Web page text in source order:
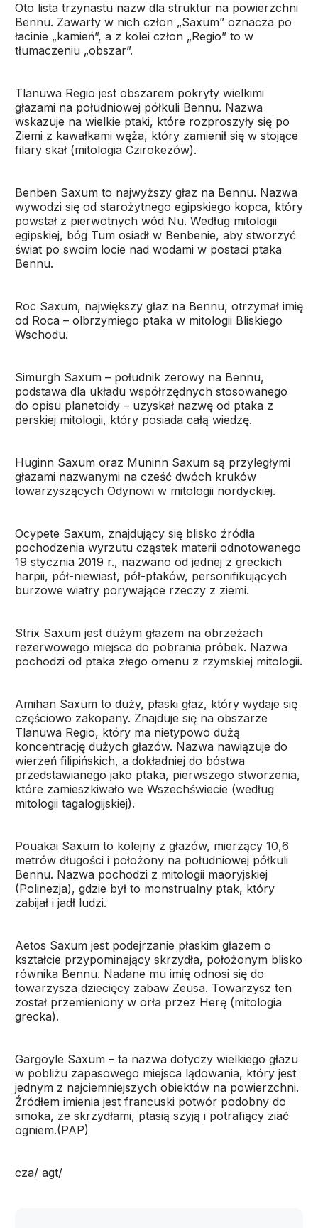
Oto lista trzynastu nazw dla struktur na powierzchni
Bennu. Zawarty w nich człon „Saxum” oznacza po
łacinie „kamień”, a z kolei człon „Regio” to w
tłumaczeniu „obszar”.
Tlanuwa Regio jest obszarem pokryty wielkimi
głazami na południowej półkuli Bennu. Nazwa
wskazuje na wielkie ptaki, które rozproszyły się po
Ziemi z kawałkami węża, który zamienił się w stojące
filary skał (mitologia Czirokezów).
Benben Saxum to najwyższy głaz na Bennu. Nazwa
wywodzi się od starożytnego egipskiego kopca, który
powstał z pierwotnych wód Nu. Według mitologii
egipskiej, bóg Tum osiadł w Benbenie, aby stworzyć
świat po swoim locie nad wodami w postaci ptaka
Bennu.
Roc Saxum, największy głaz na Bennu, otrzymał imię
od Roca – olbrzymiego ptaka w mitologii Bliskiego
Wschodu.
Simurgh Saxum – południk zerowy na Bennu,
podstawa dla układu współrzędnych stosowanego
do opisu planetoidy – uzyskał nazwę od ptaka z
perskiej mitologii, który posiada całą wiedzę.
Huginn Saxum oraz Muninn Saxum są przyległymi
głazami nazwanymi na cześć dwóch kruków
towarzyszących Odynowi w mitologii nordyckiej.
Ocypete Saxum, znajdujący się blisko źródła
pochodzenia wyrzutu cząstek materii odnotowanego
19 stycznia 2019 r., nazwano od jednej z greckich
harpii, pół-niewiast, pół-ptaków, personifikujących
burzowe wiatry porywające rzeczy z ziemi.
Strix Saxum jest dużym głazem na obrzeżach
rezerwowego miejsca do pobrania próbek. Nazwa
pochodzi od ptaka złego omenu z rzymskiej mitologii.
Amihan Saxum to duży, płaski głaz, który wydaje się
częściowo zakopany. Znajduje się na obszarze
Tlanuwa Regio, który ma nietypowo dużą
koncentrację dużych głazów. Nazwa nawiązuje do
wierzeń filipińskich, a dokładniej do bóstwa
przedstawianego jako ptaka, pierwszego stworzenia,
które zamieszkiwało we Wszechświecie (według
mitologii tagalogijskiej).
Pouakai Saxum to kolejny z głazów, mierzący 10,6
metrów długości i położony na południowej półkuli
Bennu. Nazwa pochodzi z mitologii maoryjskiej
(Polinezja), gdzie był to monstrualny ptak, który
zabijał i jadł ludzi.
Aetos Saxum jest podejrzanie płaskim głazem o
kształcie przypominający skrzydła, położonym blisko
równika Bennu. Nadane mu imię odnosi się do
towarzysza dziecięcy zabaw Zeusa. Towarzysz ten
został przemieniony w orła przez Herę (mitologia
grecka).
Gargoyle Saxum – ta nazwa dotyczy wielkiego głazu
w pobliżu zapasowego miejsca lądowania, który jest
jednym z najciemniejszych obiektów na powierzchni.
Źródłem imienia jest francuski potwór podobny do
smoka, ze skrzydłami, ptasią szyją i potrafiący ziać
ogniem.(PAP)
cza/ agt/